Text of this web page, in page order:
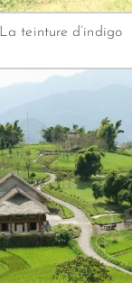
La teinture d’indigo